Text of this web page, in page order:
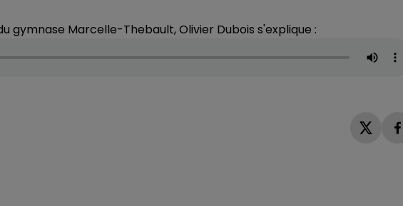
gymnase Marcelle-Thebault, Olivier Dubois s'explique :